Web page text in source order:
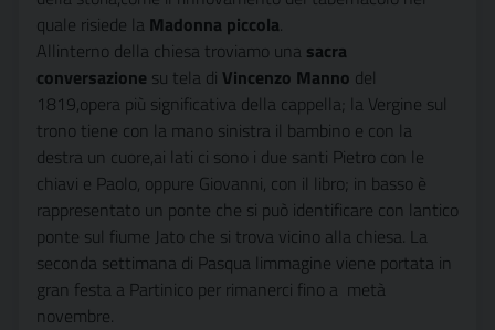
quale risiede la Madonna piccola.
Allinterno della chiesa troviamo una sacra
conversazione su tela di Vincenzo Manno del
1819,opera più significativa della cappella; la Vergine sul
trono tiene con la mano sinistra il bambino e con la
destra un cuore,ai lati ci sono i due santi Pietro con le
chiavi e Paolo, oppure Giovanni, con il libro; in basso è
rappresentato un ponte che si può identificare con lantico
ponte sul fiume Jato che si trova vicino alla chiesa. La
seconda settimana di Pasqua limmagine viene portata in
gran festa a Partinico per rimanerci fino a metà
novembre.